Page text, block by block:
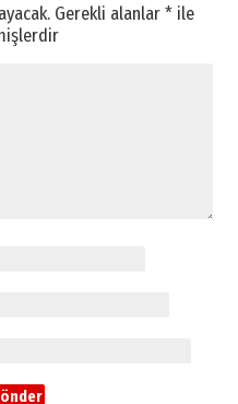
Gerekli alanlar* ile